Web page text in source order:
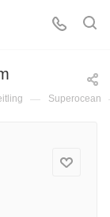
— Superocean